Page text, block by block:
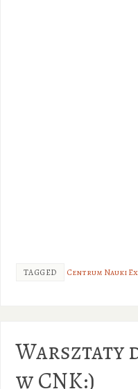
TAGGED Centrum Nauki
Warsztaty
w CNK:)